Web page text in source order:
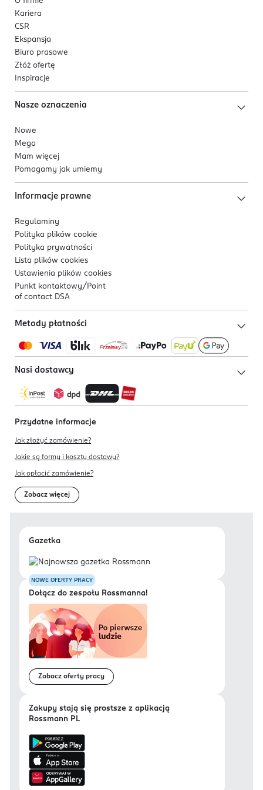
Kariera
CSR
Ekspansja
Biuro prasowe
Złóż ofertę
Inspiracje
Nasze oznaczenia
Nowe
Mega
Mam więcej
Pomagamy jak umiemy
Informacje prawne
Regulaminy
Polityka plików cookie
Polityka prywatności
Lista plików cookies
Ustawienia plików cookies
Punkt kontaktowy/ Point
of contact DSA
Metody płatności
Nasi dostawcy
Przydatne informacje
Jak złożyć zamówienie?
Jakie są formy i koszty dostawy?
Jak opłacić zamówienie?
Zobacz więcej
Gazetka
NOWE OFERTY PRACY
Dołącz do zespołu Rossmanna!
Zobacz oferty pracy
Zakupy stają się prostsze z aplikacją
Rossmann PL